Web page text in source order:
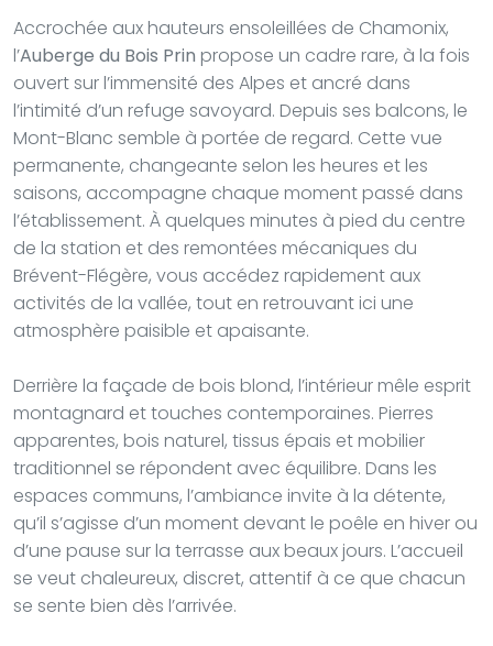
Accrochée aux hauteurs ensoleillées de Chamonix,
l’Auberge du Bois Prin propose un cadre rare, à la fois
ouvert sur l’immensité des Alpes et ancré dans
l’intimité d’un refuge savoyard. Depuis ses balcons, le
Mont-Blanc semble à portée de regard. Cette vue
permanente, changeante selon les heures et les
saisons, accompagne chaque moment passé dans
l’établissement. À quelques minutes à pied du centre
de la station et des remontées mécaniques du
Brévent-Flégère, vous accédez rapidement aux
activités de la vallée, tout en retrouvant ici une
atmosphère paisible et apaisante.
Derrière la façade de bois blond, l’intérieur mêle esprit
montagnard et touches contemporaines. Pierres
apparentes, bois naturel, tissus épais et mobilier
traditionnel se répondent avec équilibre. Dans les
espaces communs, l’ambiance invite à la détente,
qu’il s’agisse d’un moment devant le poêle en hiver ou
d’une pause sur la terrasse aux beaux jours. L’accueil
se veut chaleureux, discret, attentif à ce que chacun
se sente bien dès l’arrivée.